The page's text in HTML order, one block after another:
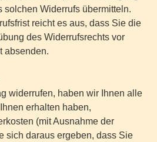
solchen Widerrufs übermitteln.
reicht es aus, dass Sie die
des Widerrufsrechts vor
absenden.
widerrufen, haben wir Ihnen alle
erhalten haben,
(mit Ausnahme der
sich daraus ergeben, dass Sie